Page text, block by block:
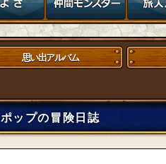
思い出アルバム
ポップの冒険日誌